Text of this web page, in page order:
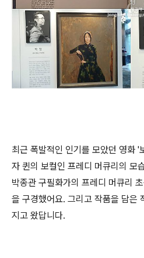
최근 폭발적인 인기를 모았던 영화 '
자 퀸의 보컬인 프레디 머큐리의 모
박종관 구필화가의 프레디 머큐리
을 구경했어요. 그리고 작품을 담은
지고 왔답니다.